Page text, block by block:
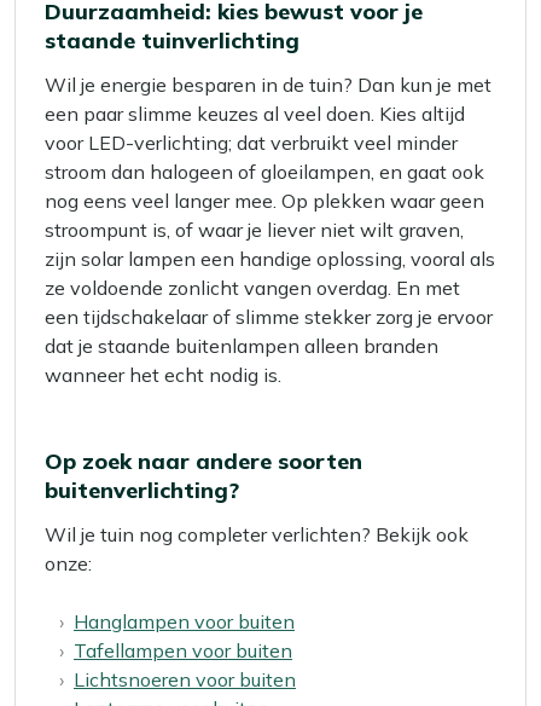
Duurzaamheid: kies bewust voor je
staande tuinverlichting
Wil je energie besparen in de tuin? Dan kun je met
een paar slimme keuzes al veel doen. Kies altijd
voor LED-verlichting; dat verbruikt veel minder
stroom dan halogeen of gloeilampen, en gaat ook
nog eens veel langer mee. Op plekken waar geen
stroompunt is, of waar je liever niet wilt graven,
zijn solar lampen een handige oplossing, vooral als
ze voldoende zonlicht vangen overdag. En met
een tijdschakelaar of slimme stekker zorg je ervoor
dat je staande buitenlampen alleen branden
wanneer het echt nodig is.
Op zoek naar andere soorten
buitenverlichting?
Wil je tuin nog completer verlichten? Bekijk ook
onze:
Hanglampen voor buiten
Tafellampen voor buiten
Lichtsnoeren voor buiten